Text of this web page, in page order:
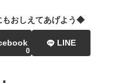
おしえてあげよう◆
0
LINE